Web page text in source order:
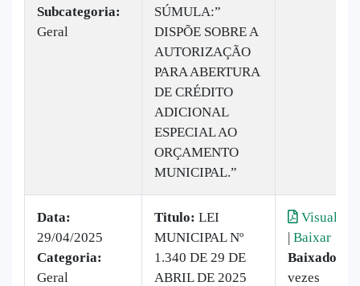
Subcategoria:
Geral
SÚMULA:”
DISPÕE SOBRE A
AUTORIZAÇÃO
PARA ABERTURA
DE CRÉDITO
ADICIONAL
ESPECIAL AO
ORÇAMENTO
MUNICIPAL.”
Data:
29/04/2025
Categoria:
Geral
Titulo: LEI
MUNICIPAL Nº
1.340 DE 29 DE
ABRIL DE 2025
Visualizar
| Baixar
Baixado:
vezes